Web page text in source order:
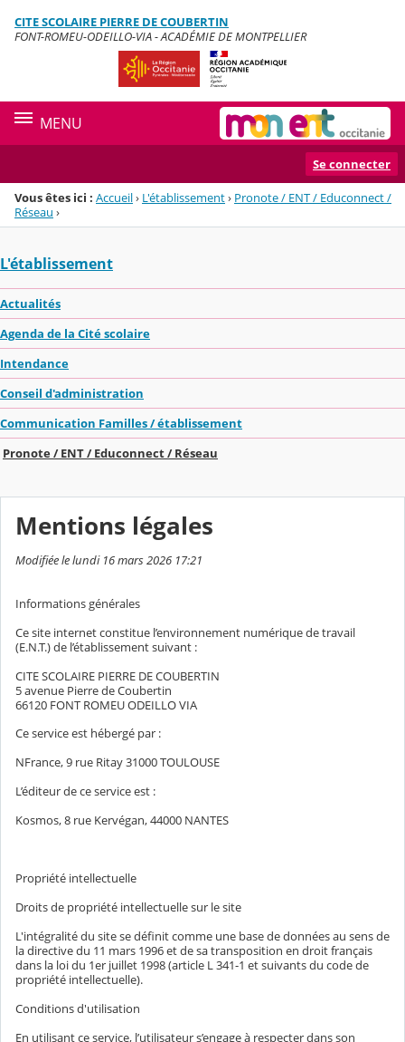
Menu de la rubrique
Contenu
CITE SCOLAIRE PIERRE DE COUBERTIN
FONT-ROMEU-ODEILLO-VIA - ACADÉMIE DE MONTPELLIER
MENU
Se connecter
Vous êtes ici : Accueil› L'établissement› Pronote / ENT / Educonnect /
Réseau ›
L'établissement
Actualités
Agenda de la Cité scolaire
Intendance
Conseil d'administration
Communication Familles / établissement
Pronote / ENT / Educonnect / Réseau
Mentions légales
Modifiée le lundi 16 mars 2026 17:21
Informations générales
Ce site internet constitue l’environnement numérique de travail
(E.N.T.) de l’établissement suivant :
CITE SCOLAIRE PIERRE DE COUBERTIN
5 avenue Pierre de Coubertin
66120 FONT ROMEU ODEILLO VIA
Ce service est hébergé par :
NFrance, 9 rue Ritay 31000 TOULOUSE
L’éditeur de ce service est :
Kosmos, 8 rue Kervégan, 44000 NANTES
Propriété intellectuelle
Droits de propriété intellectuelle sur le site
L'intégralité du site se définit comme une base de données au sens de
la directive du 11 mars 1996 et de sa transposition en droit français
dans la loi du 1er juillet 1998 (article L 341-1 et suivants du code de
propriété intellectuelle).
Conditions d'utilisation
En utilisant ce service, l’utilisateur s’engage à respecter dans son